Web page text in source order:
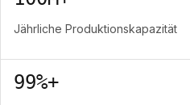
Jährliche Produktionskapazität
99%+